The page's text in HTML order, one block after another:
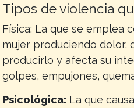
Tipos de violencia
Física: La que se emplea
mujer produciendo dolor,
producirlo y afecta su
golpes, empujones,
Psicológica: La que